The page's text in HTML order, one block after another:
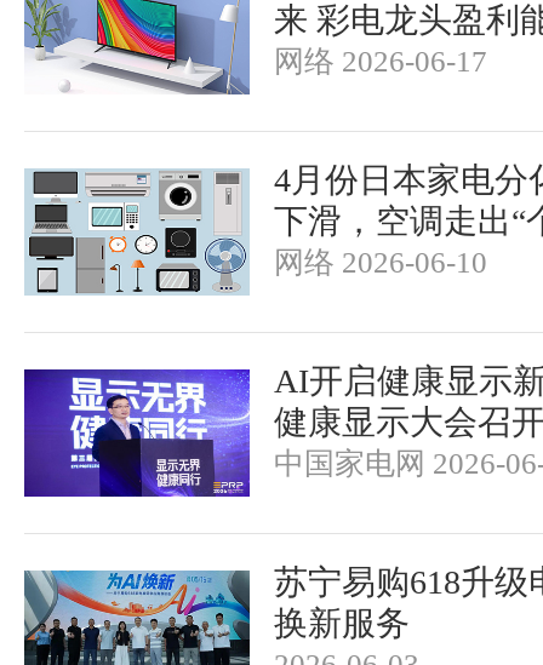
来 彩电龙头盈利
网络 2026-06-17
4月份日本家电分
下滑，空调走出“
网络 2026-06-10
AI开启健康显示
健康显示大会召
中国家电网 2026-
苏宁易购618升级
换新服务